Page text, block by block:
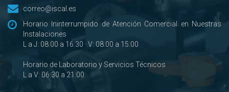
correo@iscal.es
Horario Ininterrumpido de Atención Comercial en Nuestras
Instalaciones
L a J: 08:00 a 16:30 · V: 08:00 a 15:00
Horario de Laboratorio y Servicios Técnicos
L a V: 06:30 a 21:00